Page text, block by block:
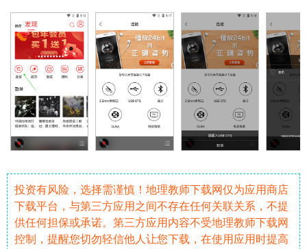
投资有风险，选择需谨慎！地理教师下载网仅为应用商店
下载平台，与第三方应用之间不存在任何关联关系，不提
供任何担保或承诺。第三方应用内容不受地理教师下载网
控制，提醒您切勿轻信他人让您下载，在使用应用时提高